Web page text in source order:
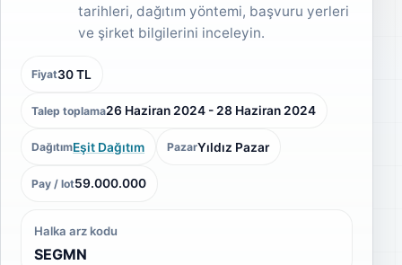
tarihleri, dağıtım yöntemi, başvuru yerleri
ve şirket bilgilerini inceleyin.
Fiyat30 TL
Talep toplama26 Haziran 2024 - 28 Haziran 2024
DağıtımEşit Dağıtım PazarYıldız Pazar
Pay / lot59.000.000
Halka arz kodu
SEGMN